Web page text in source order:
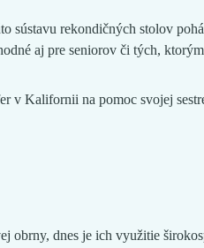
rekondičných stolov
aj pre seniorov či tých,
v Kalifornii na pomoc svojej
dnes je ich využitie